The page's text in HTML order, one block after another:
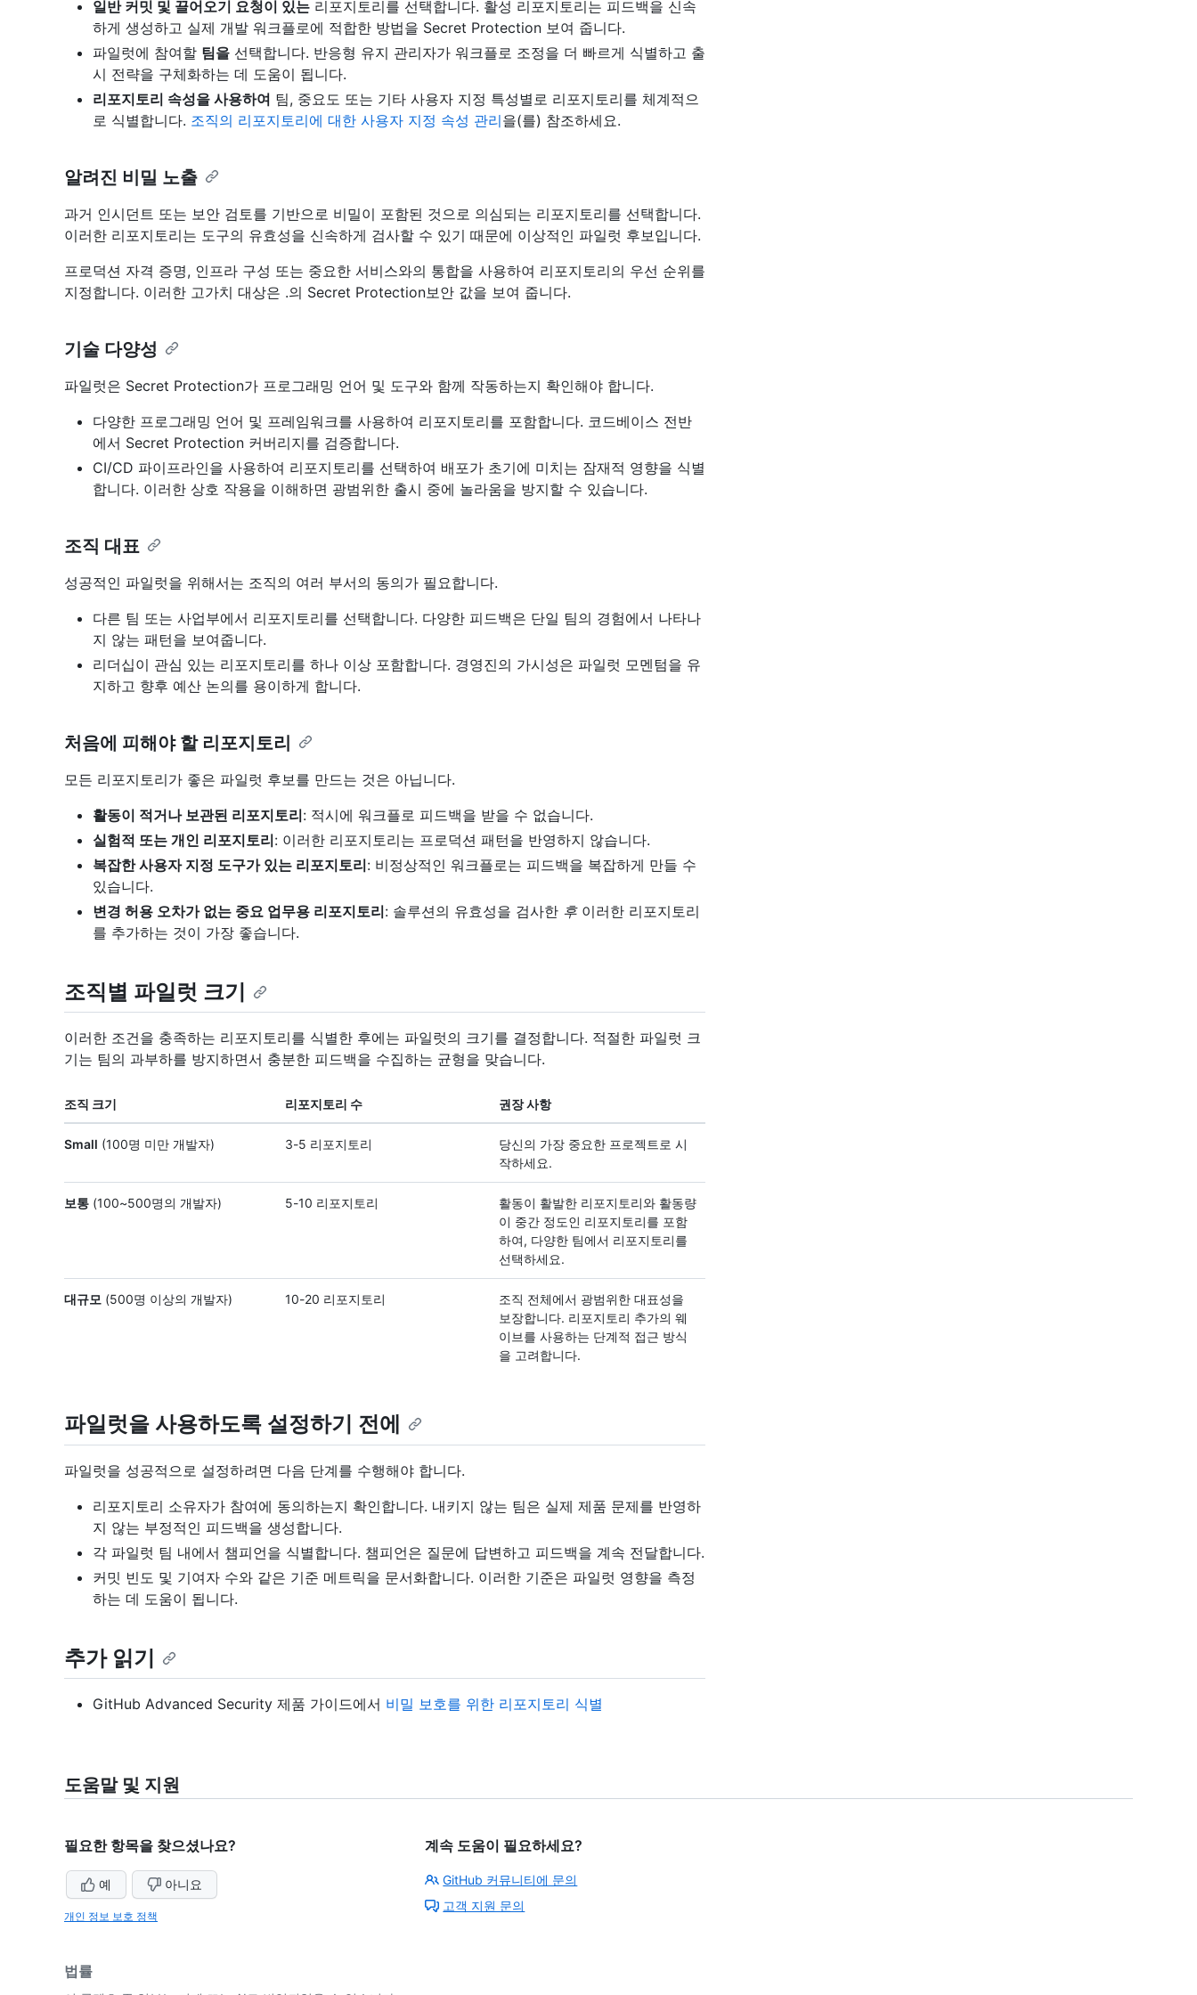
일반 커밋 및 끌어오기 요청이 있는 리포지토리를 선택합니다. 활성 리포지토리는 피드백을 신속
하게 생성하고 실제 개발 워크플로에 적합한 방법을 Secret Protection 보여 줍니다.
파일럿에 참여할 팀을 선택합니다. 반응형 유지 관리자가 워크플로 조정을 더 빠르게 식별하고 출
시 전략을 구체화하는 데 도움이 됩니다.
리포지토리 속성을 사용하여 팀, 중요도 또는 기타 사용자 지정 특성별로 리포지토리를 체계적으
로 식별합니다. 조직의 리포지토리에 대한 사용자 지정 속성 관리을(를) 참조하세요.
알려진 비밀 노출
과거 인시던트 또는 보안 검토를 기반으로 비밀이 포함된 것으로 의심되는 리포지토리를 선택합니다.
이러한 리포지토리는 도구의 유효성을 신속하게 검사할 수 있기 때문에 이상적인 파일럿 후보입니다.
프로덕션 자격 증명, 인프라 구성 또는 중요한 서비스와의 통합을 사용하여 리포지토리의 우선 순위를
지정합니다. 이러한 고가치 대상은 .의 Secret Protection보안 값을 보여 줍니다.
기술 다양성
파일럿은 Secret Protection가 프로그래밍 언어 및 도구와 함께 작동하는지 확인해야 합니다.
다양한 프로그래밍 언어 및 프레임워크를 사용하여 리포지토리를 포함합니다. 코드베이스 전반
에서 Secret Protection 커버리지를 검증합니다.
CI/CD 파이프라인을 사용하여 리포지토리를 선택하여 배포가 초기에 미치는 잠재적 영향을 식별
합니다. 이러한 상호 작용을 이해하면 광범위한 출시 중에 놀라움을 방지할 수 있습니다.
조직 대표
성공적인 파일럿을 위해서는 조직의 여러 부서의 동의가 필요합니다.
다른 팀 또는 사업부에서 리포지토리를 선택합니다. 다양한 피드백은 단일 팀의 경험에서 나타나
지 않는 패턴을 보여줍니다.
리더십이 관심 있는 리포지토리를 하나 이상 포함합니다. 경영진의 가시성은 파일럿 모멘텀을 유
지하고 향후 예산 논의를 용이하게 합니다.
처음에 피해야 할 리포지토리
모든 리포지토리가 좋은 파일럿 후보를 만드는 것은 아닙니다.
활동이 적거나 보관된 리포지토리: 적시에 워크플로 피드백을 받을 수 없습니다.
실험적 또는 개인 리포지토리: 이러한 리포지토리는 프로덕션 패턴을 반영하지 않습니다.
복잡한 사용자 지정 도구가 있는 리포지토리: 비정상적인 워크플로는 피드백을 복잡하게 만들 수
있습니다.
변경 허용 오차가 없는 중요 업무용 리포지토리: 솔루션의 유효성을 검사한 후이러한 리포지토리
를 추가하는 것이 가장 좋습니다.
조직별 파일럿 크기
이러한 조건을 충족하는 리포지토리를 식별한 후에는 파일럿의 크기를 결정합니다. 적절한 파일럿 크
기는 팀의 과부하를 방지하면서 충분한 피드백을 수집하는 균형을 맞습니다.
조직 크기 리포지토리 수 권장 사항
Small (100명 미만 개발자) 3-5 리포지토리
당신의 가장 중요한 프로젝트로 시
작하세요.
보통 (100~500명의 개발자) 5-10 리포지토리
활동이 활발한 리포지토리와 활동량
이 중간 정도인 리포지토리를 포함
하여, 다양한 팀에서 리포지토리를
선택하세요.
대규모 (500명 이상의 개발자) 10-20 리포지토리
조직 전체에서 광범위한 대표성을
보장합니다. 리포지토리 추가의 웨
이브를 사용하는 단계적 접근 방식
을 고려합니다.
파일럿을 사용하도록 설정하기 전에
파일럿을 성공적으로 설정하려면 다음 단계를 수행해야 합니다.
리포지토리 소유자가 참여에 동의하는지 확인합니다. 내키지 않는 팀은 실제 제품 문제를 반영하
지 않는 부정적인 피드백을 생성합니다.
각 파일럿 팀 내에서 챔피언을 식별합니다. 챔피언은 질문에 답변하고 피드백을 계속 전달합니다.
커밋 빈도 및 기여자 수와 같은 기준 메트릭을 문서화합니다. 이러한 기준은 파일럿 영향을 측정
하는 데 도움이 됩니다.
추가 읽기
GitHub Advanced Security 제품 가이드에서 비밀 보호를 위한 리포지토리 식별
도움말 및 지원
필요한 항목을 찾으셨나요?
예 아니요
개인 정보 보호 정책
계속 도움이 필요하세요?
GitHub 커뮤니티에 문의
고객 지원 문의
법률